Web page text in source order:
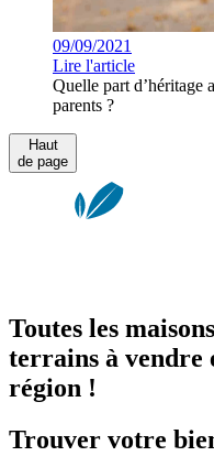
09/09/2021
Lire l'article
Quelle part d’héritage
parents ?
Haut
de page
Toutes les
terrains à vendre
région !
Trouver votre